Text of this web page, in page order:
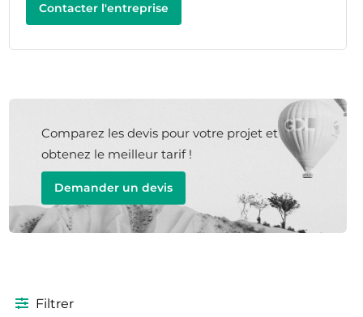
Contacter l'entreprise
Comparez les devis pour votre projet et
obtenez le meilleur tarif !
Demander un devis
Filtrer